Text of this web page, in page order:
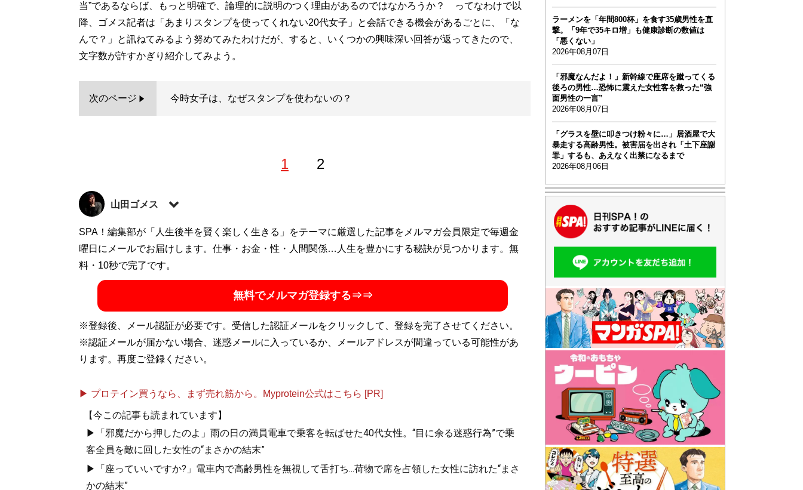
当”であるならば、もっと明確で、論理的に説明のつく理由があるのではなかろうか？ ってなわけで以
降、ゴメス記者は「あまりスタンプを使ってくれない20代女子」と会話できる機会があるごとに、「な
んで？」と訊ねてみるよう努めてみたわけだが、すると、いくつかの興味深い回答が返ってきたので、
文字数が許すかぎり紹介してみよう。
次のページ 今時女子は、なぜスタンプを使わないの？
1 2
山田ゴメス
大阪府生まれ。年齢非公開。関西大学経済学部卒業後、大手画材屋勤務を経てフリーランスに。エロか
らファッション・学年誌・音楽＆美術評論・人工衛星・AI、さらには漫画原作…まで、記名・無記名、
紙・ネットを問わず、偏った幅広さを持ち味としながら、草野球をこよなく愛し、年間80試合以上に出
場するライター兼コラムニスト＆イラストレーターであり、「ネットニュースパトローラー（NNP）」
「モテ」と「非モテ」の脳科学～おじさんの恋はなぜ報われないのか～
ー・センシテブ・パーソンズ）カウンセラー」「温泉マイスター」「合コンマスター」など
記事一覧へ
SPA！編集部が「人生後半を賢く楽しく生きる」をテーマに厳選した記事をメルマガ会員限定で毎週金
曜日にメールでお届けします。仕事・お金・性・人間関係…人生を豊かにする秘訣が見つかります。無
料・10秒で完了です。
無料でメルマガ登録する⇒⇒
※登録後、メール認証が必要です。受信した認証メールをクリックして、登録を完了させてください。
※認証メールが届かない場合、迷惑メールに入っているか、メールアドレスが間違っている可能性があ
ります。再度ご登録ください。
▶ プロテイン買うなら、まず売れ筋から。Myprotein公式はこちら [PR]
【今この記事も読まれています】
▶「邪魔だから押したのよ」雨の日の満員電車で乗客を転ばせた40代女性。“目に余る迷惑行為”で乗
客全員を敵に回した女性の“まさかの結末”
▶「座っていいですか?」電車内で高齢男性を無視して舌打ち...荷物で席を占領した女性に訪れた“まさ
かの結末”
ラーメンを「年間800杯」を食す35歳男性を直
撃。「9年で35キロ増」も健康診断の数値は
「悪くない」
2026年08月07日
「邪魔なんだよ！」新幹線で座席を蹴ってくる
後ろの男性…恐怖に震えた女性客を救った“強
面男性の一言”
2026年08月07日
「グラスを壁に叩きつけ粉々に…」居酒屋で大
暴走する高齢男性。被害届を出され「土下座謝
罪」するも、あえなく出禁になるまで
2026年08月06日